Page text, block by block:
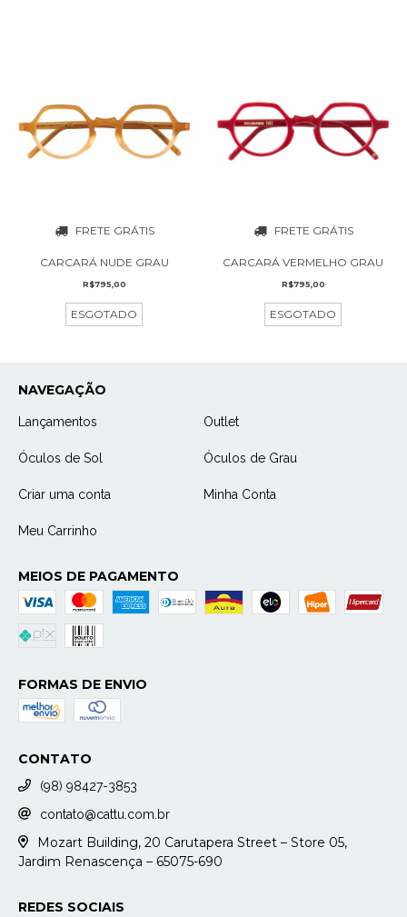
FRETE GRÁTIS
CARCARÁ NUDE GRAU
R$795,00
ESGOTADO
FRETE GRÁTIS
CARCARÁ VERMELHO GRAU
R$795,00
ESGOTADO
NAVEGAÇÃO
Lançamentos Outlet
Óculos de Sol Óculos de Grau
Criar uma conta Minha Conta
Meu Carrinho
MEIOS DE PAGAMENTO
FORMAS DE ENVIO
CONTATO
(98) 98427-3853
contato@cattu.com.br
Mozart Building, 20 Carutapera Street – Store 05,
Jardim Renascença – 65075-690
REDES SOCIAIS